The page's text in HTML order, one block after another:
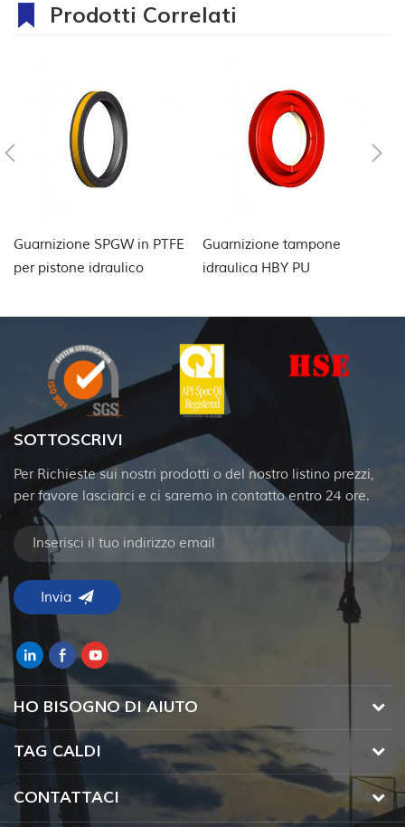
Prodotti Correlati
Guarnizione SPGW in PTFE
per pistone idraulico
Guarnizione tampone
idraulica HBY PU
SOTTOSCRIVI
Per Richieste sui nostri prodotti o del nostro listino prezzi,
per favore lasciarci e ci saremo in contatto entro 24 ore.
HO BISOGNO DI AIUTO
TAG CALDI
CONTATTACI